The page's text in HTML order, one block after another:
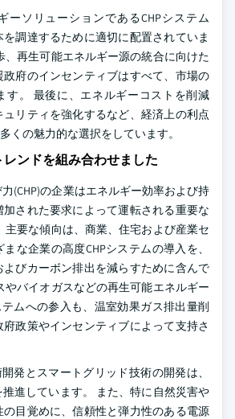
ーソリューションであるCHPシステム
調達するために適切に配置されていま
、再生可能エネルギー源の統合に向けた
府のインセンティブはすべて、市場の
す。 最後に、エネルギーコストを削減
ュリティを強化するなど、経済上の利点
くの魅力的な選択をしています。
ンドを組み合わせました
(CHP)の企業はエネルギー効率および持
された要求によって運転される重要な
主要な傾向は、商業、住宅および産業セ
な企業の高度CHPシステムの導入を、
びカーボン排出を減らすために含んで
やバイオガスなどの再生可能エネルギー
ムへの参入も、温室効果ガス排出量削
政策やインセンティブによって支持さ
発とスマートグリッド技術の開発は、
進しています。 また、特に自然災害や
目覚めに、信頼性と弾力性のある電源